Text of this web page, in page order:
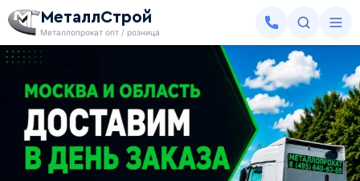
МеталлСтрой
Металлопрокат опт / розница